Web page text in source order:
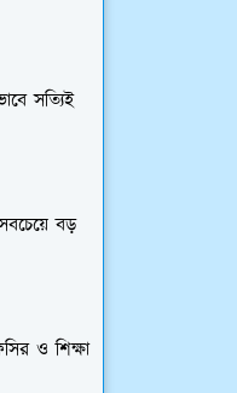
সত্যিই
বড়
ও শিক্ষা